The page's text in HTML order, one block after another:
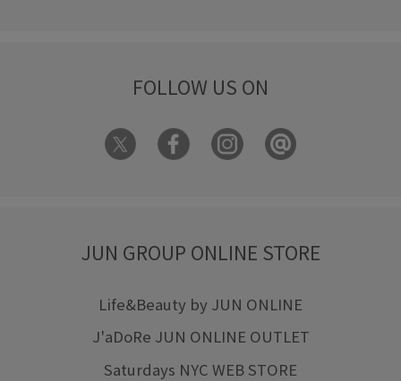
FOLLOW US ON
JUN GROUP ONLINE STORE
Life&Beauty by JUN ONLINE
J'aDoRe JUN ONLINE OUTLET
Saturdays NYC WEB STORE